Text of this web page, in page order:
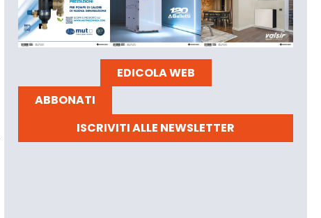
EDICOLA WEB
ABBONATI
ISCRIVITI ALLE NEWSLETTER